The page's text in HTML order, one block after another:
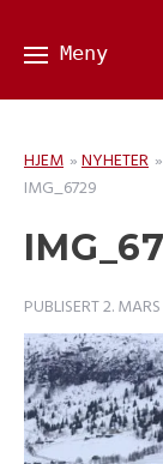
HJEM »NYHETER »
IMG_6729
PUBLISERT2.